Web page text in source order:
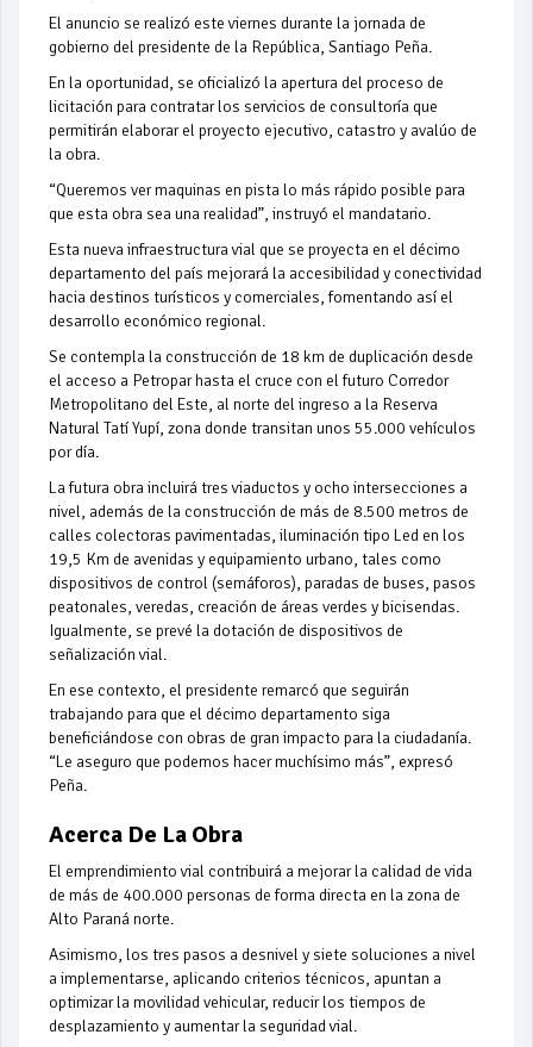
El anuncio se realizó este viernes durante la jornada de
gobierno del presidente de la República, Santiago Peña.
En la oportunidad, se oficializó la apertura del proceso de
licitación para contratar los servicios de consultoría que
permitirán elaborar el proyecto ejecutivo, catastro y avalúo de
la obra.
“Queremos ver maquinas en pista lo más rápido posible para
que esta obra sea una realidad”, instruyó el mandatario.
Esta nueva infraestructura vial que se proyecta en el décimo
departamento del país mejorará la accesibilidad y conectividad
hacia destinos turísticos y comerciales, fomentando así el
desarrollo económico regional.
Se contempla la construcción de 18 km de duplicación desde
el acceso a Petropar hasta el cruce con el futuro Corredor
Metropolitano del Este, al norte del ingreso a la Reserva
Natural Tatí Yupí, zona donde transitan unos 55.000 vehículos
por día.
La futura obra incluirá tres viaductos y ocho intersecciones a
nivel, además de la construcción de más de 8.500 metros de
calles colectoras pavimentadas, iluminación tipo Led en los
19,5 Km de avenidas y equipamiento urbano, tales como
dispositivos de control (semáforos), paradas de buses, pasos
peatonales, veredas, creación de áreas verdes y bicisendas.
Igualmente, se prevé la dotación de dispositivos de
señalización vial.
En ese contexto, el presidente remarcó que seguirán
trabajando para que el décimo departamento siga
beneficiándose con obras de gran impacto para la ciudadanía.
“Le aseguro que podemos hacer muchísimo más”, expresó
Peña.
Acerca De La Obra
El emprendimiento vial contribuirá a mejorar la calidad de vida
de más de 400.000 personas de forma directa en la zona de
Alto Paraná norte.
Asimismo, los tres pasos a desnivel y siete soluciones a nivel
a implementarse, aplicando criterios técnicos, apuntan a
optimizar la movilidad vehicular, reducir los tiempos de
desplazamiento y aumentar la seguridad vial.